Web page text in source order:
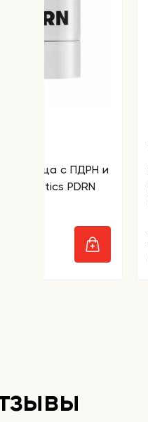
для лица с ПДРН и
Cosmetics PDRN